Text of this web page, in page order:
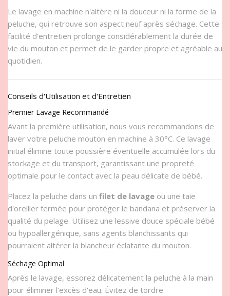
Le lavage en machine n'altère ni la douceur ni la forme de la
peluche, qui retrouve son aspect neuf après séchage. Cette
facilité d'entretien prolonge considérablement la durée de
vie du mouton et permet de le garder propre et agréable au
quotidien.
Conseils d'Utilisation et d'Entretien
Premier Lavage Recommandé
Avant la première utilisation, nous vous recommandons de
laver votre peluche mouton en machine à 30°C. Ce lavage
initial élimine toute poussière éventuelle accumulée lors du
stockage et du transport, garantissant une propreté
optimale pour le contact avec la peau délicate de bébé.
Placez la peluche dans un filet de lavage ou une taie
d'oreiller fermée pour protéger le bandana et préserver la
qualité du pelage. Utilisez une lessive douce spéciale bébé
ou hypoallergénique, sans agents blanchissants qui
pourraient altérer la blancheur éclatante du mouton.
Séchage Optimal
Après le lavage, essorez délicatement la peluche à la main
pour éliminer l'excès d'eau. Évitez de tordre